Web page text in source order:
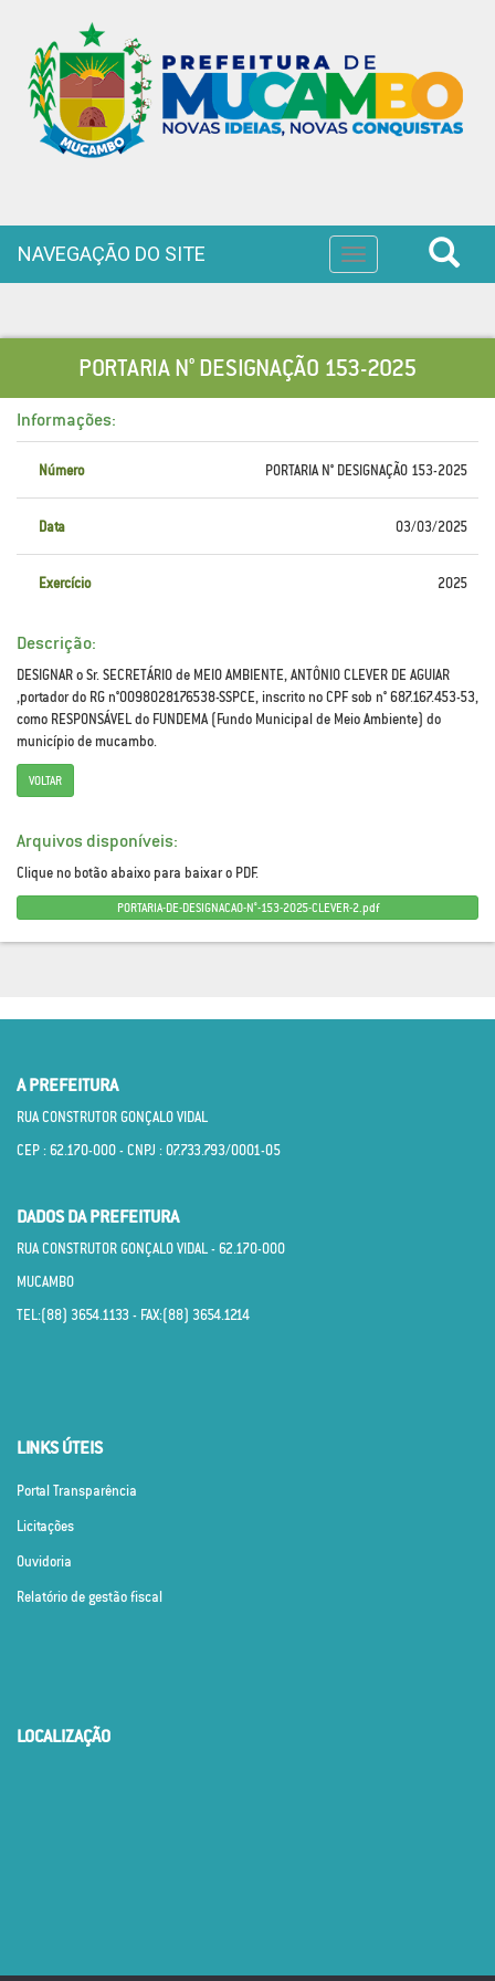
Toggle
navigation
NAVEGAÇÃO DO SITE
PORTARIA N° DESIGNAÇÃO 153-2025
Informações:
Número PORTARIA N° DESIGNAÇÃO 153-2025
Data 03/03/2025
Exercício 2025
Descrição:
DESIGNAR o Sr. SECRETÁRIO de MEIO AMBIENTE, ANTÔNIO CLEVER DE AGUIAR
,portador do RG n°0098028176538-SSPCE, inscrito no CPF sob n° 687.167.453-53,
como RESPONSÁVEL do FUNDEMA (Fundo Municipal de Meio Ambiente) do
município de mucambo.
VOLTAR
Arquivos disponíveis:
Clique no botão abaixo para baixar o PDF.
PORTARIA-DE-DESIGNACAO-N°-153-2025-CLEVER-2.pdf
A PREFEITURA
RUA CONSTRUTOR GONÇALO VIDAL
CEP : 62.170­-000 - CNPJ : 07.733.793/0001­-05
DADOS DA PREFEITURA
RUA CONSTRUTOR GONÇALO VIDAL - 62.170­-000
MUCAMBO
TEL:(88) 3654.1133 - FAX:(88) 3654.1214
LINKS ÚTEIS
Portal Transparência
Licitações
Ouvidoria
Relatório de gestão fiscal
LOCALIZAÇÃO